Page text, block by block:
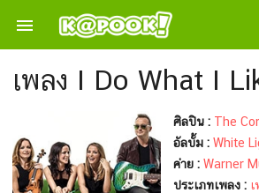

เพลง I Do What I
ศิลปิน : The
อัลบั้ม : White
ค่าย : Warner
ประเภทเพลง :